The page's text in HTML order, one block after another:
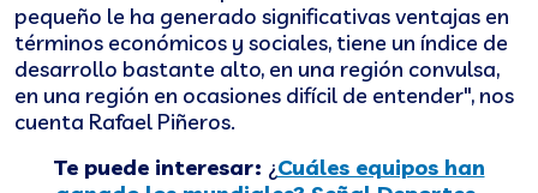
pequeño le ha generado significativas ventajas en
términos económicos y sociales, tiene un índice de
desarrollo bastante alto, en una región convulsa,
en una región en ocasiones difícil de entender", nos
cuenta Rafael Piñeros.
Te puede interesar: ¿Cuáles equipos han